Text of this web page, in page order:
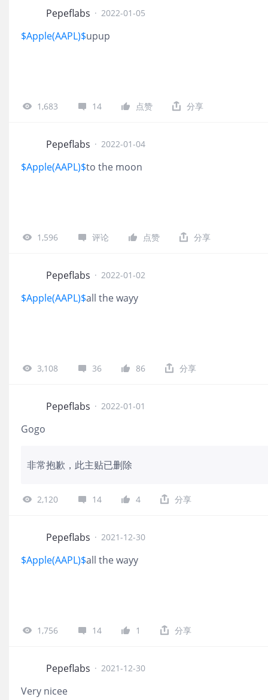
Pepeflabs · 2022-01-05
$Apple(AAPL)$upup
1,683 14 点赞 分享
Pepeflabs · 2022-01-04
$Apple(AAPL)$to the moon
1,596 评论 点赞 分享
Pepeflabs · 2022-01-02
$Apple(AAPL)$all the wayy
3,108 36 86 分享
Pepeflabs · 2022-01-01
Gogo
非常抱歉，此主贴已删除
2,120 14 4 分享
Pepeflabs · 2021-12-30
$Apple(AAPL)$all the wayy
1,756 14 1 分享
Pepeflabs · 2021-12-30
Very nicee